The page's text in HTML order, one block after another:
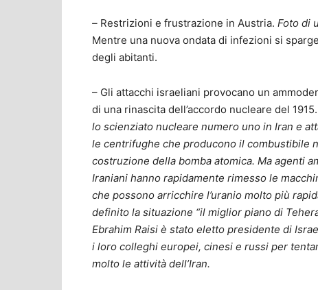
– Restrizioni e frustrazione in Austria. Foto di
Mentre una nuova ondata di infezioni si
degli abitanti.
– Gli attacchi israeliani provocano un
di una rinascita dell’accordo nucleare del 1915.
lo scienziato nucleare numero uno in Iran e
le centrifughe che producono il combustibile
costruzione della bomba atomica. Ma agenti
Iraniani hanno rapidamente rimesso le
che possono arricchire l’uranio molto più
definito la situazione “il miglior piano di
Ebrahim Raisi è stato eletto presidente di
i loro colleghi europei, cinesi e russi per
molto le attività dell’Iran.